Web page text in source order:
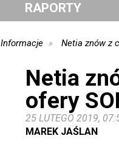
RAPORTY
Informacje Netia znów z
Netia
ofery
25 LUTEGO 2019,
MAREK JAŚLAN